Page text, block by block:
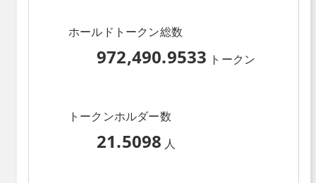
ホールドトークン総数
972,490.9533 トークン
トークンホルダー数
21.5098 人